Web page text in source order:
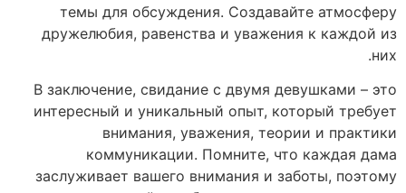
темы для обсуждения. Создавайте атмосферу
дружелюбия, равенства и уважения к каждой из
них.
В заключение, свидание с двумя девушками – это
интересный и уникальный опыт, который требует
внимания, уважения, теории и практики
коммуникации. Помните, что каждая дама
заслуживает вашего внимания и заботы, поэтому